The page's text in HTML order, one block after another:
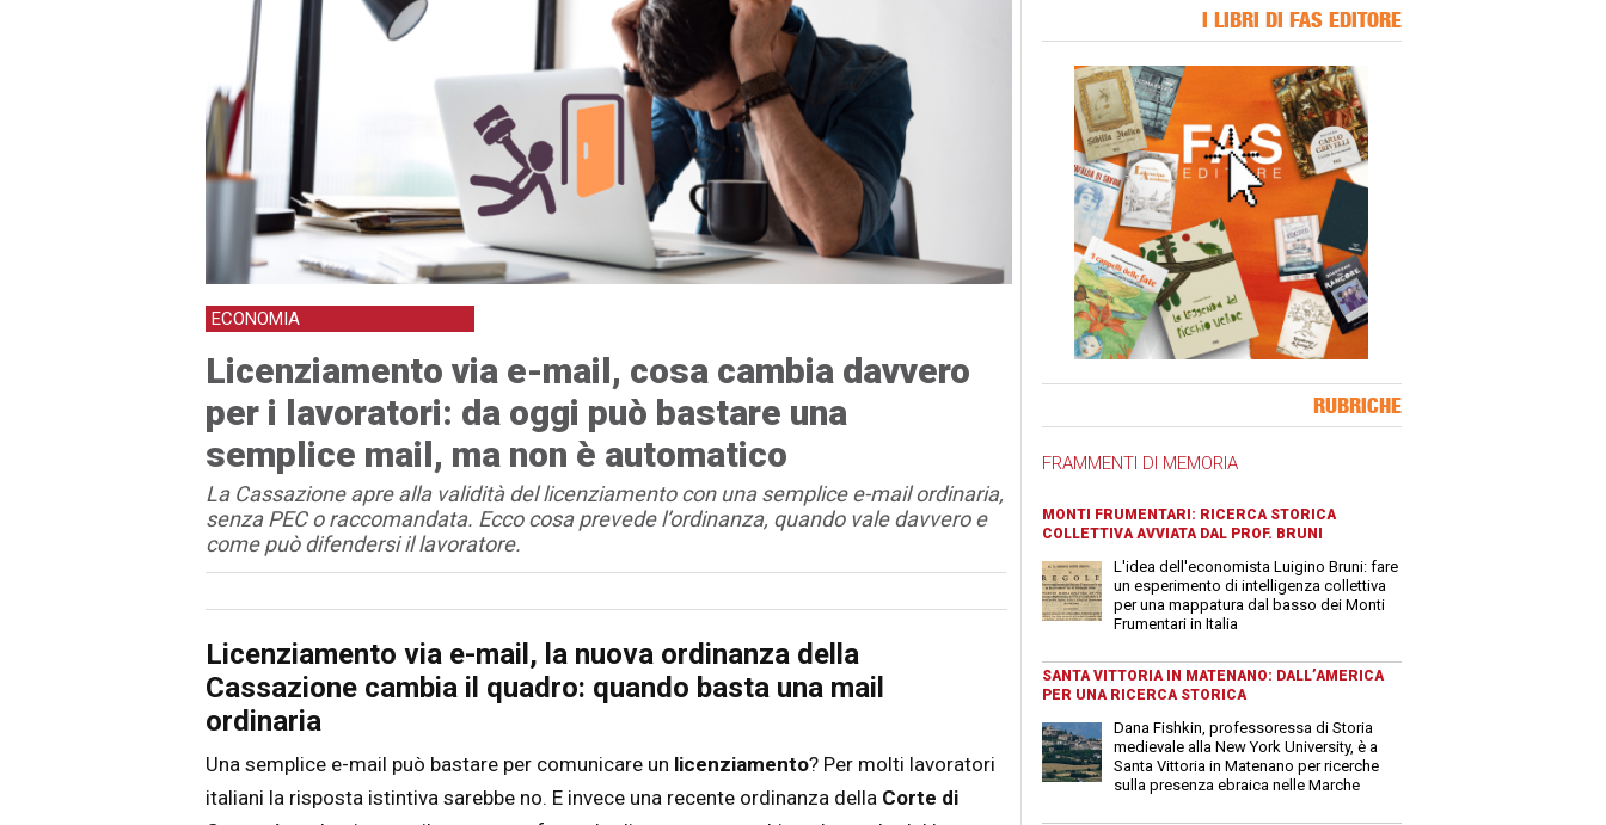
ECONOMIA
Licenziamento via e-mail, cosa cambia davvero
per i lavoratori: da oggi può bastare una
semplice mail, ma non è automatico
La Cassazione apre alla validità del licenziamento con una semplice e-mail ordinaria,
senza PEC o raccomandata. Ecco cosa prevede l’ordinanza, quando vale davvero e
come può difendersi il lavoratore.
Articolo
Testo articolo principale
Licenziamento via e-mail, la nuova ordinanza della
Cassazione cambia il quadro: quando basta una mail
ordinaria
Una semplice e-mail può bastare per comunicare un licenziamento? Per molti lavoratori
italiani la risposta istintiva sarebbe no. E invece una recente ordinanza della Corte di
I LIBRI DI FAS EDITORE
RUBRICHE
FRAMMENTI DI MEMORIA
MONTI FRUMENTARI: RICERCA STORICA
COLLETTIVA AVVIATA DAL PROF. BRUNI
L'idea dell'economista Luigino Bruni: fare
un esperimento di intelligenza collettiva
per una mappatura dal basso dei Monti
Frumentari in Italia
SANTA VITTORIA IN MATENANO: DALL’AMERICA
PER UNA RICERCA STORICA
Dana Fishkin, professoressa di Storia
medievale alla New York University, è a
Santa Vittoria in Matenano per ricerche
sulla presenza ebraica nelle Marche